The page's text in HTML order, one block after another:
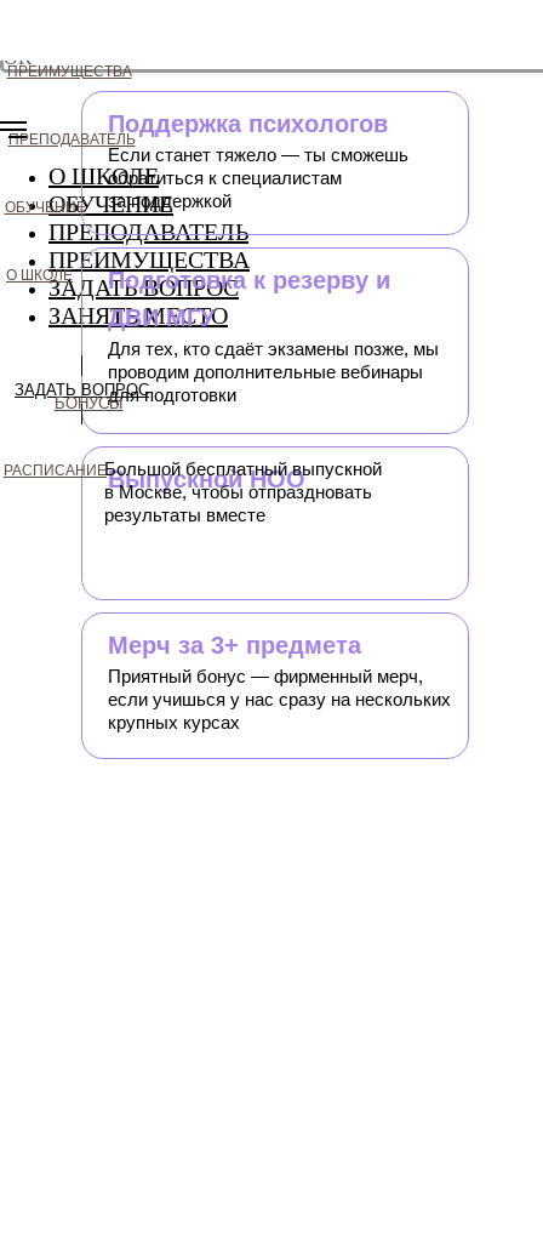
OK
О ШКОЛЕ
ОБУЧЕНИЕ
ПРЕПОДАВАТЕЛЬ
ПРЕИМУЩЕСТВА
ЗАДАТЬ ВОПРОС
ЗАНЯТЬ МЕСТО
ПРЕИМУЩЕСТВА
ПРЕПОДАВАТЕЛЬ
ОБУЧЕНИЕ
О ШКОЛЕ
ЗАДАТЬ ВОПРОС
БОНУСЫ
РАСПИСАНИЕ
Поддержка психологов
Если станет тяжело — ты сможешь
обратиться к специалистам
за поддержкой
Подготовка к резерву и
ДВИ МГУ
Для тех, кто сдаёт экзамены позже, мы
проводим дополнительные вебинары
для подготовки
Выпускной НОО
Большой бесплатный выпускной
в Москве, чтобы отпраздновать
результаты вместе
Мерч за 3+ предмета
Приятный бонус — фирменный мерч,
если учишься у нас сразу на нескольких
крупных курсах